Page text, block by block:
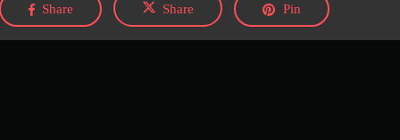
Share Share Pin